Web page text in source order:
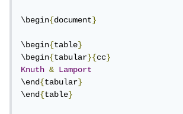
\begin{document}
\begin{table}
\begin{tabular}{cc}
Knuth
&
Lamport
\end{tabular}
\end{table}